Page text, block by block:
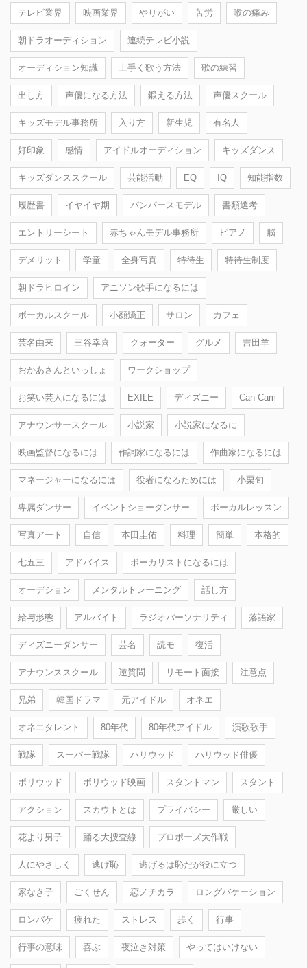
テレビ業界 映画業界 やりがい 苦労 喉の痛み
朝ドラオーディション 連続テレビ小説
オーディション知識 上手く歌う方法 歌の練習
出し方 声優になる方法 鍛える方法 声優スクール
キッズモデル事務所 入り方 新生児 有名人
好印象 感情 アイドルオーディション キッズダンス
キッズダンススクール 芸能活動 EQ IQ 知能指数
履歴書 イヤイヤ期 パンパースモデル 書類選考
エントリーシート 赤ちゃんモデル事務所 ピアノ 脳
デメリット 学童 全身写真 特待生 特待生制度
朝ドラヒロイン アニソン歌手になるには
ボーカルスクール 小顔矯正 サロン カフェ
芸名由来 三谷幸喜 クォーター グルメ 吉田羊
おかあさんといっしょ ワークショップ
お笑い芸人になるには EXILE ディズニー Can Cam
アナウンサースクール 小説家 小説家になるに
映画監督になるには 作詞家になるには 作曲家になるには
マネージャーになるには 役者になるためには 小栗旬
専属ダンサー イベントショーダンサー ボーカルレッスン
写真アート 自信 本田圭佑 料理 簡単 本格的
七五三 アドバイス ボーカリストになるには
オーデション メンタルトレーニング 話し方
給与形態 アルバイト ラジオパーソナリティ 落語家
ディズニーダンサー 芸名 読モ 復活
アナウンススクール 逆質問 リモート面接 注意点
兄弟 韓国ドラマ 元アイドル オネエ
オネエタレント 80年代 80年代アイドル 演歌歌手
戦隊 スーパー戦隊 ハリウッド ハリウッド俳優
ボリウッド ボリウッド映画 スタントマン スタント
アクション スカウトとは プライバシー 厳しい
花より男子 踊る大捜査線 プロポーズ大作戦
人にやさしく 逃げ恥 逃げるは恥だが役に立つ
家なき子 ごくせん 恋ノチカラ ロングバケーション
ロンバケ 疲れた ストレス 歩く 行事
行事の意味 喜ぶ 夜泣き対策 やってはいけない